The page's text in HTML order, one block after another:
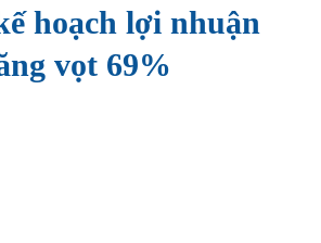
hoạch lợi nhuận
vọt 69%